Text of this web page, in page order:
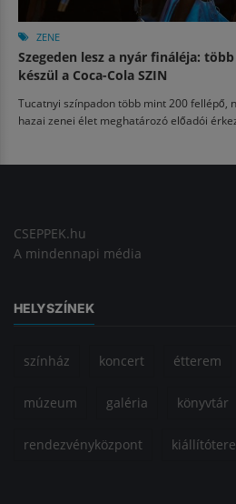
ZENE
Szegeden lesz a nyár fináléja:
készül a Coca-Cola SZIN
Tucatnyi színpadon több mint 200 fellépő,
hazai zenei élet meghatározó előadói
CSEPPEK.hu
A mindennapi média
HELYSZÍNEK
színház koncert étterem
múzeum galéria könyvtár
rendezvényközpont